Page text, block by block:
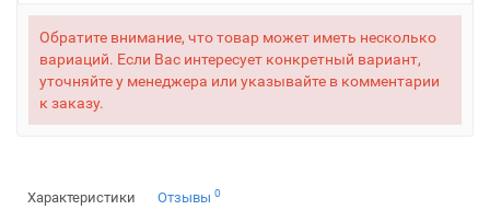
Обратите внимание, что товар может иметь несколько
вариаций. Если Вас интересует конкретный вариант,
уточняйте у менеджера или указывайте в комментарии
к заказу.
Характеристики Отзывы 0